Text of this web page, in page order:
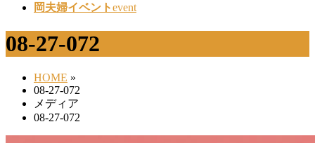
岡夫婦イベントevent
08-27-072
HOME »
08-27-072
メディア
08-27-072